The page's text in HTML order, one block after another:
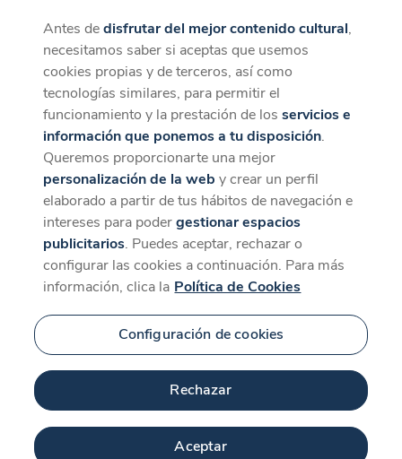
CaixaForum+
La mejor experiencia desde la App
Descargar
Antes dedisfrutar del mejor contenido cultural,
necesitamos saber si aceptas que usemos
cookies propias y de terceros, así como
tecnologías similares, para permitir el
funcionamiento y la prestación de losservicios e
información que ponemos a tu disposición.
Queremos proporcionarte una mejor
personalización de la web y crear un perfil
elaborado a partir de tus hábitos de navegación e
intereses para podergestionar espacios
publicitarios. Puedes aceptar, rechazar o
configurar las cookies a continuación. Para más
información, clica la Política de Cookies
Configuración de cookies
Rechazar
Aceptar